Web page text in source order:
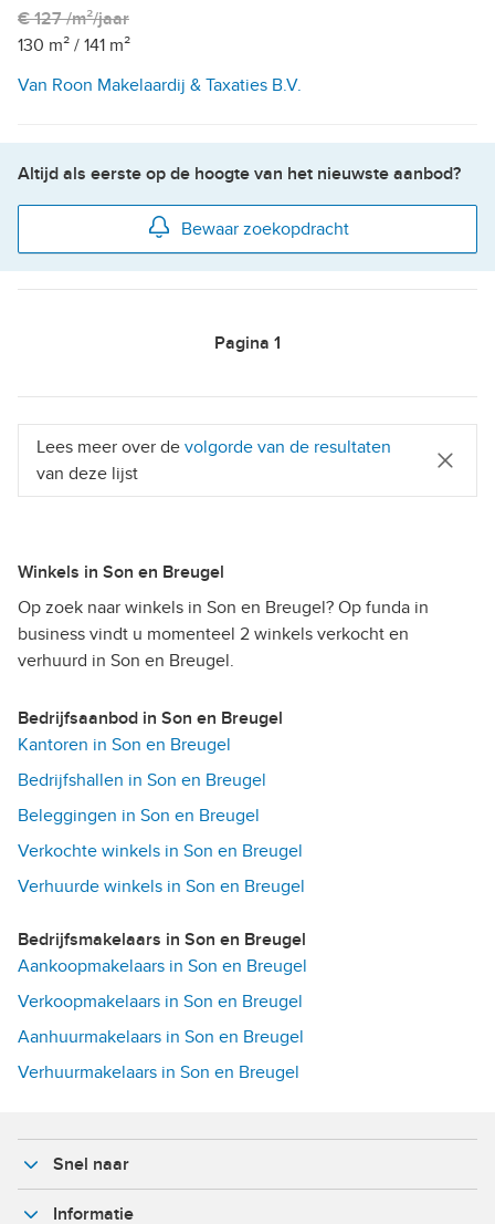
€ 127 /m²/jaar
130 m² / 141 m²
Van Roon Makelaardij & Taxaties B.V.
Altijd als eerste op de hoogte van het nieuwste aanbod?
Bewaar zoekopdracht
Pagina 1
Lees meer over de volgorde van de resultaten
van deze lijst
Winkels in Son en Breugel
Op zoek naar winkels in Son en Breugel? Op funda in
business vindt u momenteel 2 winkels verkocht en
verhuurd in Son en Breugel.
Bedrijfsaanbod in Son en Breugel
Kantoren in Son en Breugel
Bedrijfshallen in Son en Breugel
Beleggingen in Son en Breugel
Verkochte winkels in Son en Breugel
Verhuurde winkels in Son en Breugel
Bedrijfsmakelaars in Son en Breugel
Aankoopmakelaars in Son en Breugel
Verkoopmakelaars in Son en Breugel
Aanhuurmakelaars in Son en Breugel
Verhuurmakelaars in Son en Breugel
Snel naar
Informatie